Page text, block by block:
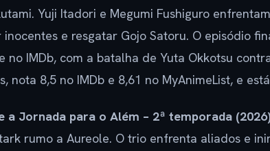
Yuji Itadori e Megumi Fushiguro
inocentes e resgatar Gojo Satoru. O episódio
no IMDb, com a batalha de Yuta Okkotsu
nota 8,5 no IMDb e 8,61 no MyAnimeList, e
a Jornada para o Além – 2ª temporada
rumo a Aureole. O trio enfrenta aliados e